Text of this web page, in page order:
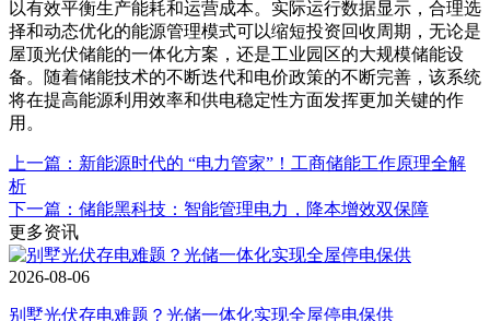
以有效平衡生产能耗和运营成本。实际运行数据显示，合理选
择和动态优化的能源管理模式可以缩短投资回收周期，无论是
屋顶光伏储能的一体化方案，还是工业园区的大规模储能设
备。随着储能技术的不断迭代和电价政策的不断完善，该系统
将在提高能源利用效率和供电稳定性方面发挥更加关键的作
用。
上一篇：新能源时代的 “电力管家”！工商储能工作原理全解
析
下一篇：储能黑科技：智能管理电力，降本增效双保障
更多资讯
2026-08-06
别墅光伏存电难题？光储一体化实现全屋停电保供